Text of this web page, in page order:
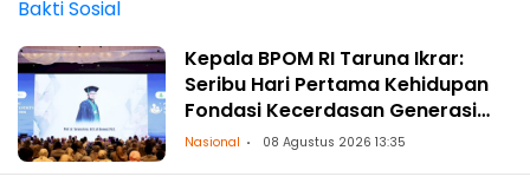
Kepala BPOM RI Taruna Ikrar:
Seribu Hari Pertama Kehidupan
Fondasi Kecerdasan Generasi
Masa Depan
Nasional 08 Agustus 2026 13:35